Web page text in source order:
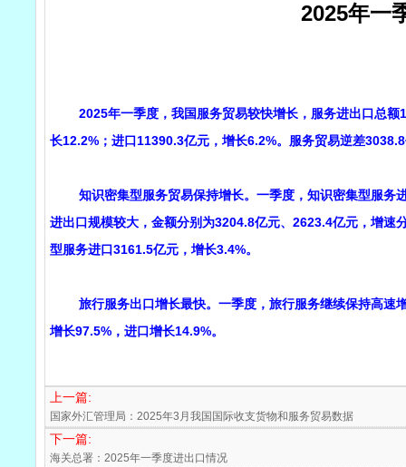
2025年一
2025年一季度，我国服务贸易较快增长，服务进出口总额
长12.2%；进口11390.3亿元，增长6.2%。服务贸易逆差
知识密集型服务贸易保持增长。一季度，知识密集型服务
进出口规模较大，金额分别为3204.8亿元、2623.4亿元，增
型服务进口3161.5亿元，增长3.4%。
旅行服务出口增长最快。一季度，旅行服务继续保持高速
增长97.5%，进口增长14.9%。
上一篇:
国家外汇管理局：2025年3月我国国际收支货物和服务贸易数据
下一篇:
海关总署：2025年一季度进出口情况